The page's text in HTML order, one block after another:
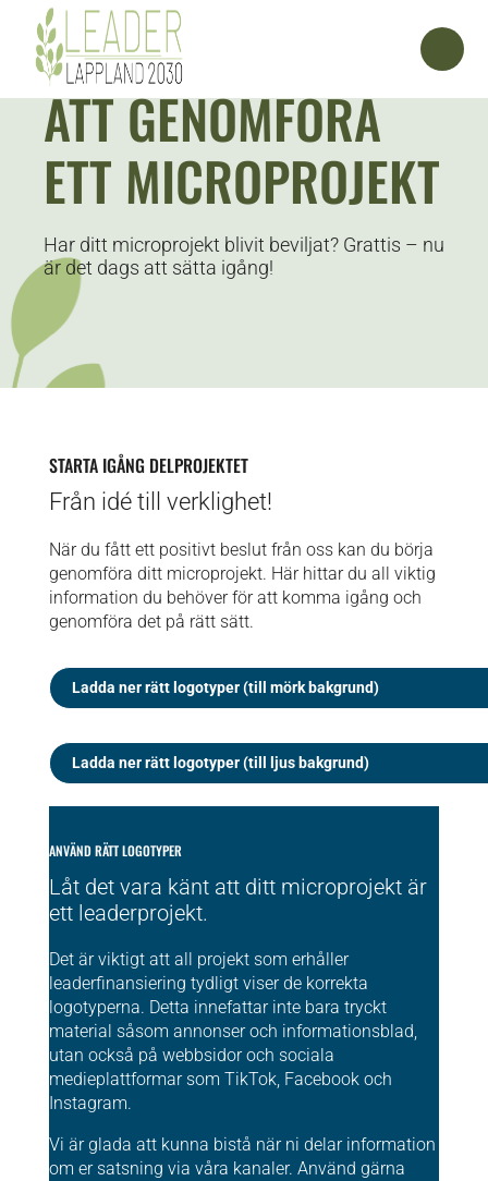
ATT GENOMFÖRA
ETT MICROPROJEKT
Har ditt microprojekt blivit beviljat? Grattis – nu
är det dags att sätta igång!
STARTA IGÅNG DELPROJEKTET
Från idé till verklighet!
När du fått ett positivt beslut från oss kan du börja
genomföra ditt microprojekt. Här hittar du all viktig
information du behöver för att komma igång och
genomföra det på rätt sätt.
Ladda ner rätt logotyper (till mörk bakgrund)
Ladda ner rätt logotyper (till ljus bakgrund)
ANVÄND RÄTT LOGOTYPER
Låt det vara känt att ditt microprojekt är
ett leaderprojekt.
Det är viktigt att all projekt som erhåller
leaderfinansiering tydligt viser de korrekta
logotyperna. Detta innefattar inte bara tryckt
material såsom annonser och informationsblad,
utan också på webbsidor och sociala
medieplattformar som TikTok, Facebook och
Instagram.
Vi är glada att kunna bistå när ni delar information
om er satsning via våra kanaler. Använd gärna